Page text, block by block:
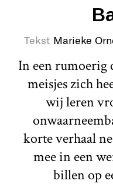
Tekst Marieke
In een rumoerig
meisjes zich
wij leren
korte verhaal
mee in een
billen op